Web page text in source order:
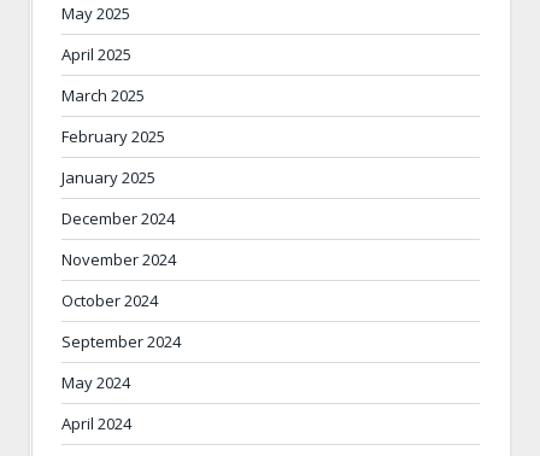
May 2025
April 2025
March 2025
February 2025
January 2025
December 2024
November 2024
October 2024
September 2024
May 2024
April 2024